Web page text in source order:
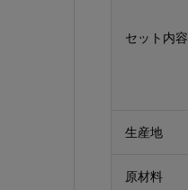
セット内容
生産地
原材料